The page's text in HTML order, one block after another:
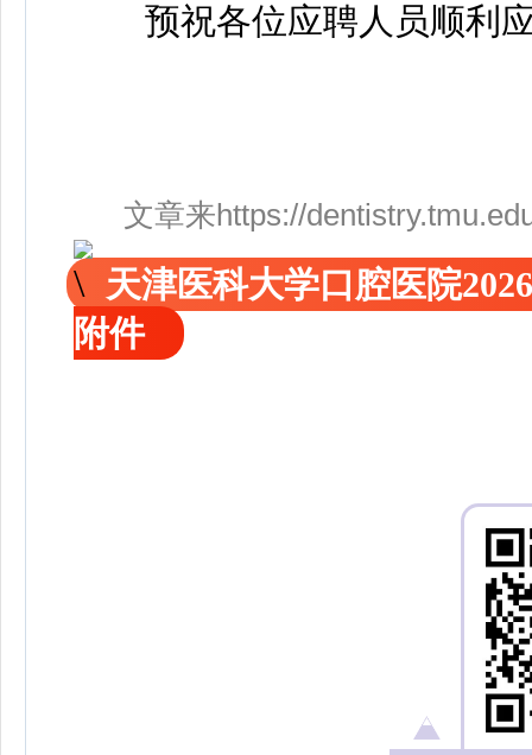
预祝各位应聘人员顺利
文章来https://
天津医科大学口腔医院
附件